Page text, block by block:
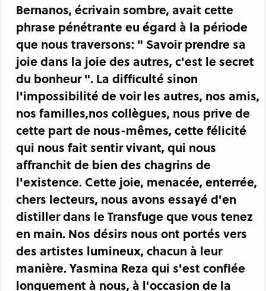
Bernanos, écrivain sombre, avait cette
phrase pénétrante eu égard à la période
que nous traversons: " Savoir prendre sa
joie dans la joie des autres, c'est le secret
du bonheur ". La difficulté sinon
l'impossibilité de voir les autres, nos amis,
nos familles,nos collègues, nous prive de
cette part de nous-mêmes, cette félicité
qui nous fait sentir vivant, qui nous
affranchit de bien des chagrins de
l'existence. Cette joie, menacée, enterrée,
chers lecteurs, nous avons essayé d'en
distiller dans le Transfuge que vous tenez
en main. Nos désirs nous ont portés vers
des artistes lumineux, chacun à leur
manière. Yasmina Reza qui s'est confiée
longuement à nous, à l'occasion de la